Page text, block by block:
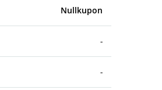
Nullkupon
-
-